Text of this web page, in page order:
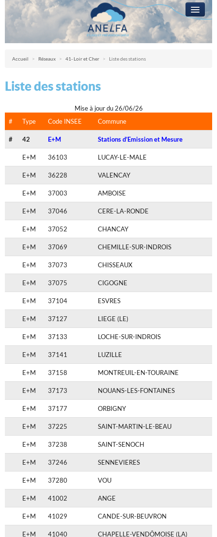
L’ANELFA
CAMPAGNE
ACCÈS RÉSERVÉ
Accueil > Réseaux > 41- Loir et Cher > Liste des stations
Liste des stations
Mise à jour du 26/06/26
#
Type Code INSEE Commune
# 42 E+M Stations d’Emission et Mesure
E+M 36103 LUCAY-LE-MALE
E+M 36228 VALENCAY
E+M 37003 AMBOISE
E+M 37046 CERE-LA-RONDE
E+M 37052 CHANCAY
E+M 37069 CHEMILLE-SUR-INDROIS
E+M 37073 CHISSEAUX
E+M 37075 CIGOGNE
E+M 37104 ESVRES
E+M 37127 LIEGE (LE)
E+M 37133 LOCHE-SUR-INDROIS
E+M 37141 LUZILLE
E+M 37158 MONTREUIL-EN-TOURAINE
E+M 37173 NOUANS-LES-FONTAINES
E+M 37177 ORBIGNY
E+M 37225 SAINT-MARTIN-LE-BEAU
E+M 37238 SAINT-SENOCH
E+M 37246 SENNEVIERES
E+M 37280 VOU
E+M 41002 ANGE
E+M 41029 CANDE-SUR-BEUVRON
E+M 41040 CHAPELLE-VENDÔMOISE (LA)